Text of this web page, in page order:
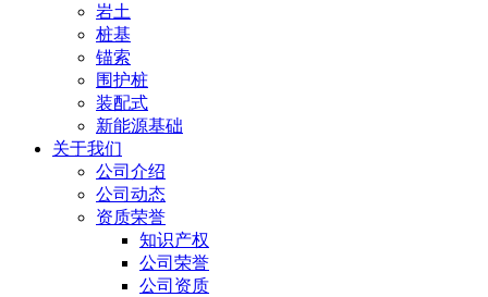
岩土
桩基
锚索
围护桩
装配式
新能源基础
关于我们
公司介绍
公司动态
资质荣誉
知识产权
公司荣誉
公司资质